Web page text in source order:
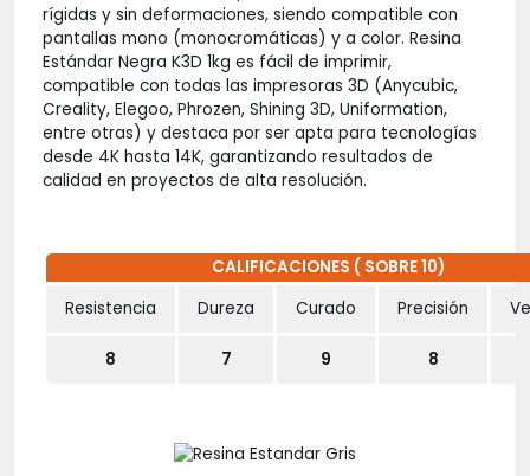
rígidas y sin deformaciones, siendo compatible con
pantallas mono (monocromáticas) y a color. Resina
Estándar Negra K3D 1kg es fácil de imprimir,
compatible con todas las impresoras 3D (Anycubic,
Creality, Elegoo, Phrozen, Shining 3D, Uniformation,
entre otras) y destaca por ser apta para tecnologías
desde 4K hasta 14K, garantizando resultados de
calidad en proyectos de alta resolución.
CALIFICACIONES ( SOBRE 10)
Resistencia
Dureza Curado Precisión
8 7 9 8